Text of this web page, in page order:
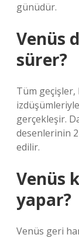
günüdür.
Venüs
sürer?
Tüm
gerçekleşir.
desenlerinin
edilir.
Venüs
yapar?
Venüs geri